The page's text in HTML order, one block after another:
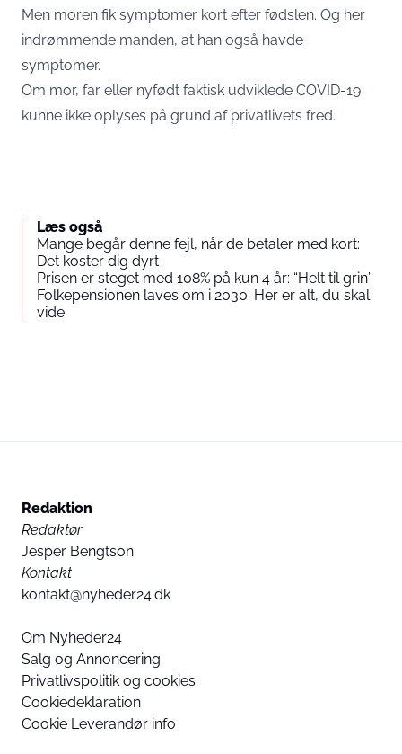
Men moren fik symptomer kort efter fødslen. Og her
indrømmende manden, at han også havde
symptomer.
Om mor, far eller nyfødt faktisk udviklede COVID-19
kunne ikke oplyses på grund af privatlivets fred.
Læs også
Mange begår denne fejl, når de betaler med kort:
Det koster dig dyrt
Prisen er steget med 108% på kun 4 år: “Helt til grin”
Folkepensionen laves om i 2030: Her er alt, du skal
vide
Redaktion
Redaktør
Jesper Bengtson
Kontakt
kontakt@nyheder24.dk
Om Nyheder24
Salg og Annoncering
Privatlivspolitik og cookies
Cookiedeklaration
Cookie Leverandør info